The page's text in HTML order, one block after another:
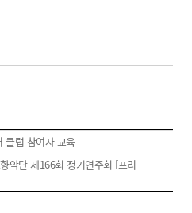
클럽 참여자 교육
악단 제166회 정기연주회 [프리